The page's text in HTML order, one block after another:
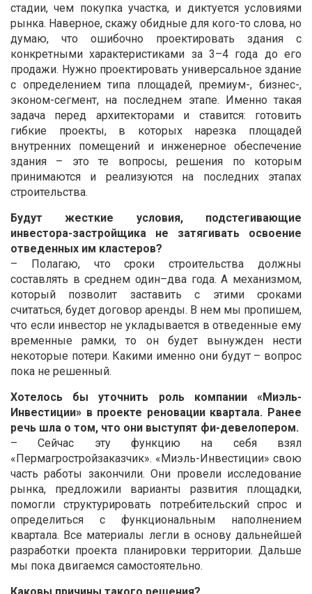
стадии, чем покупка участка, и диктуется условиями
рынка. Наверное, скажу обидные для кого-то слова, но
думаю, что ошибочно проектировать здания с
конкретными характеристиками за 3–4 года до его
продажи. Нужно проектировать универсальное здание
с определением типа площадей, премиум-, бизнес-,
эконом-сегмент, на последнем этапе. Именно такая
задача перед архитекторами и ставится: готовить
гибкие проекты, в которых нарезка площадей
внутренних помещений и инженерное обеспечение
здания – это те вопросы, решения по которым
принимаются и реализуются на последних этапах
строительства.
Будут жесткие условия, подстегивающие
инвестора-застройщика не затягивать освоение
отведенных им кластеров?
– Полагаю, что сроки строительства должны
составлять в среднем один–два года. А механизмом,
который позволит заставить с этими сроками
считаться, будет договор аренды. В нем мы пропишем,
что если инвестор не укладывается в отведенные ему
временные рамки, то он будет вынужден нести
некоторые потери. Какими именно они будут – вопрос
пока не решенный.
Хотелось бы уточнить роль компании «Миэль-
Инвестиции» в проекте реновации квартала. Ранее
речь шла о том, что они выступят фи-девелопером.
– Сейчас эту функцию на себя взял
«Пермагростройзаказчик». «Миэль-Инвестиции» свою
часть работы закончили. Они провели исследование
рынка, предложили варианты развития площадки,
помогли структурировать потребительский спрос и
определиться с функциональным наполнением
квартала. Все материалы легли в основу дальнейшей
разработки проекта планировки территории. Дальше
мы пока двигаемся самостоятельно.
Каковы причины такого решения?